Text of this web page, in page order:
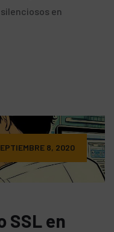
en
8, 2020
SSL en